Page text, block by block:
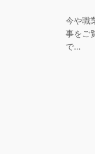
今や職
事をご
で…